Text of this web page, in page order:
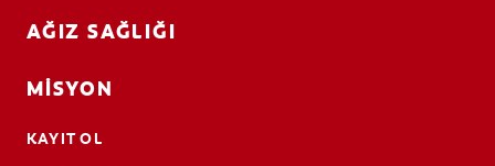
AĞIZ SAĞLIĞI
MISYON
KAYIT OL